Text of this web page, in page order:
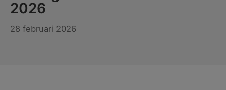
2026
28 februari 2026